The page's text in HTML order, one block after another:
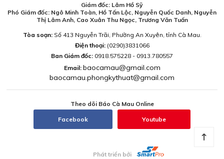
Giám đốc: Lâm Hồ Sỹ
Phó Giám đốc: Ngô Minh Toàn, Hồ Tấn Lộc, Nguyễn Quốc Danh, Nguyễn
Thị Lâm Anh, Cao Xuân Thu Ngọc, Trương Văn Tuấn
Tòa soạn:Số 413 Nguyễn Trãi, Phường An Xuyên, tỉnh Cà Mau.
Điện thoại: (0290)3831066
Ban Giám đốc: 0918.575228 - 0913.780557
Email: baocamau@gmail.com
baocamau.phongkythuat@gmail.com
Theo dõi Báo Cà Mau Online
Facebook Youtube
Phát triển bởi